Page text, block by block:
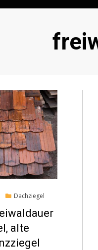
:
Dachziegel
alte